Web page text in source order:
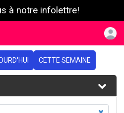
à notre infolettre!
CETTE SEMAINE